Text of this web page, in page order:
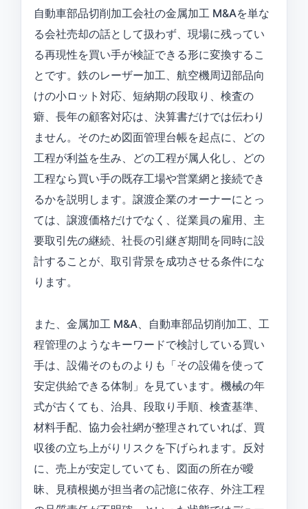
自動車部品切削加工会社の金属加工 M&Aを単な
る会社売却の話として扱わず、現場に残ってい
る再現性を買い手が検証できる形に変換するこ
とです。鉄のレーザー加工、航空機周辺部品向
けの小ロット対応、短納期の段取り、検査の
癖、長年の顧客対応は、決算書だけでは伝わり
ません。そのため図面管理台帳を起点に、どの
工程が利益を生み、どの工程が属人化し、どの
工程なら買い手の既存工場や営業網と接続でき
るかを説明します。譲渡企業のオーナーにとっ
ては、譲渡価格だけでなく、従業員の雇用、主
要取引先の継続、社長の引継ぎ期間を同時に設
計することが、取引背景を成功させる条件にな
ります。
また、金属加工 M&A、自動車部品切削加工、工
程管理のようなキーワードで検討している買い
手は、設備そのものよりも「その設備を使って
安定供給できる体制」を見ています。機械の年
式が古くても、治具、段取り手順、検査基準、
材料手配、協力会社網が整理されていれば、買
収後の立ち上がりリスクを下げられます。反対
に、売上が安定していても、図面の所在が曖
昧、見積根拠が担当者の記憶に依存、外注工程